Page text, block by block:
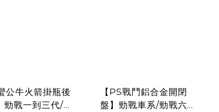
公牛火箭掛瓶後
勁戰一到三代/勁
【PS戰鬥鋁合金開閉
盤】勁戰車系/勁戰六